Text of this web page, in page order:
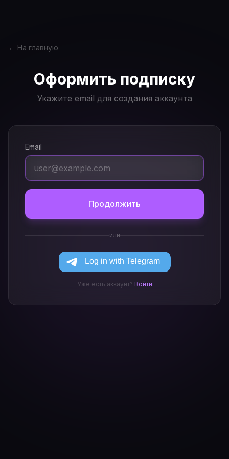
← На главную
Оформить подписку
Укажите email для создания аккаунта
Email
Продолжить
или
Уже есть аккаунт? Войти